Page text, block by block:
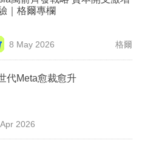
｜格爾專欄
8 May 2026 格爾
代Meta愈裁愈升
2026